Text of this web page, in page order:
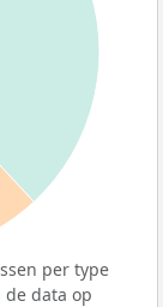
per type
data op